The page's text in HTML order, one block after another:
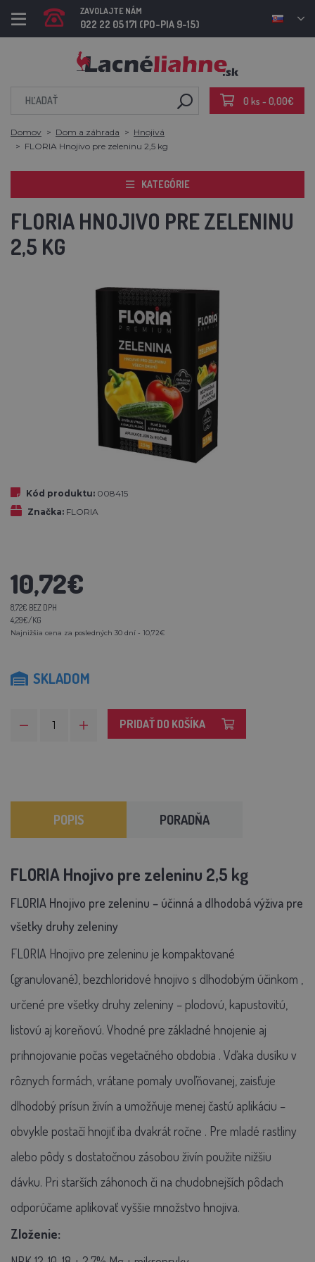
ZAVOLAJTE NÁM
022 22 05 171 (PO-PIA 9-15)
0 ks - 0,00€
Domov Dom a záhrada
Hnojivá
FLORIA Hnojivo pre zeleninu 2,5 kg
KATEGÓRIE
FLORIA HNOJIVO PRE ZELENINU
2,5 KG
Kód produktu: 008415
Značka: FLORIA
10,72€
8,72€ BEZ DPH
4,29€/KG
Najnižšia cena za posledných 30 dní - 10,72€
SKLADOM
PRIDAŤ DO KOŠÍKA
POPIS PORADŇA
FLORIA Hnojivo pre zeleninu 2,5 kg
FLORIA Hnojivo pre zeleninu – účinná a dlhodobá výživa pre
všetky druhy zeleniny
FLORIA Hnojivo pre zeleninu je kompaktované
(granulované), bezchloridové hnojivo s dlhodobým účinkom
určené pre všetky druhy zeleniny – plodovú, kapustovitú,
listovú aj koreňovú. Vhodné pre základné hnojenie aj
prihnojovanie počas vegetačného obdobia . Vďaka dusíku v
rôznych formách, vrátane pomaly uvoľňovanej, zaisťuje
dlhodobý prísun živín a umožňuje menej častú aplikáciu –
obvykle postačí hnojiť iba dvakrát ročne . Pre mladé rastliny
alebo pôdy s dostatočnou zásobou živín použite nižšiu
dávku. Pri starších záhonoch či na chudobnejších pôdach
odporúčame aplikovať vyššie množstvo hnojiva.
Zloženie: